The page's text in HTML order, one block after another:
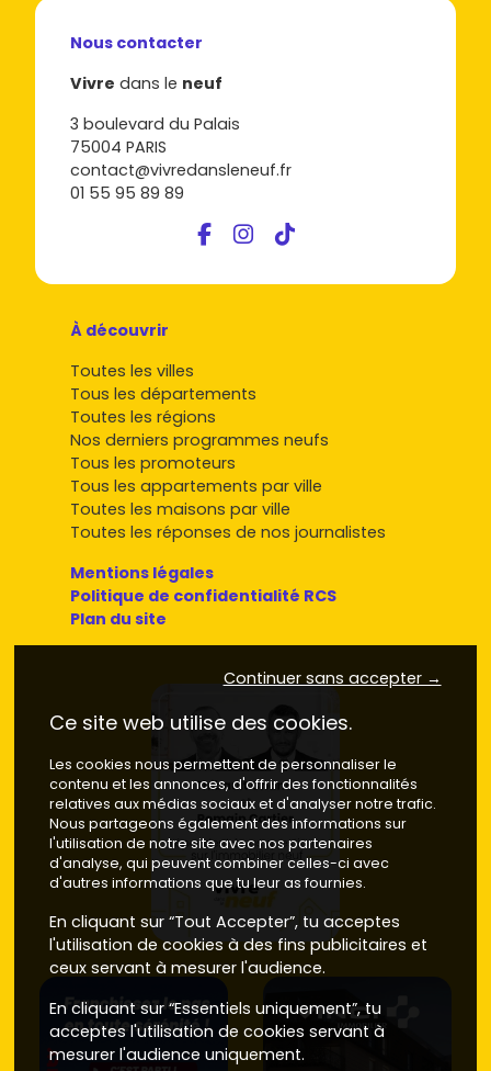
Nous contacter
Vivre dans le neuf
3 boulevard du Palais
75004 PARIS
contact@vivredansleneuf.fr
01 55 95 89 89
À découvrir
Toutes les villes
Tous les départements
Toutes les régions
Nos derniers programmes neufs
Tous les promoteurs
Tous les appartements par ville
Toutes les maisons par ville
Toutes les réponses de nos journalistes
Mentions légales
Politique de confidentialité RCS
Plan du site
Continuer sans accepter →
Ce site web utilise des cookies.
Les cookies nous permettent de personnaliser le
contenu et les annonces, d'offrir des fonctionnalités
relatives aux médias sociaux et d'analyser notre trafic.
Nous partageons également des informations sur
l'utilisation de notre site avec nos partenaires
d'analyse, qui peuvent combiner celles-ci avec
d'autres informations que tu leur as fournies.
En cliquant sur “Tout Accepter”, tu acceptes
l'utilisation de cookies à des fins publicitaires et
ceux servant à mesurer l'audience.
En cliquant sur “Essentiels uniquement”, tu
acceptes l'utilisation de cookies servant à
mesurer l'audience uniquement.